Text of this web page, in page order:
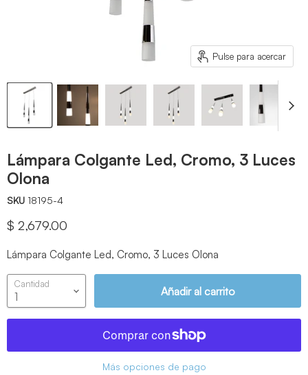
Pulse para acercar
Lámpara Colgante Led, Cromo, 3 Luces
Olona
SKU 18195-4
Precio actual
$ 2,679.00
Lámpara Colgante Led, Cromo, 3 Luces Olona
Cantidad
Añadir al carrito
Más opciones de pago